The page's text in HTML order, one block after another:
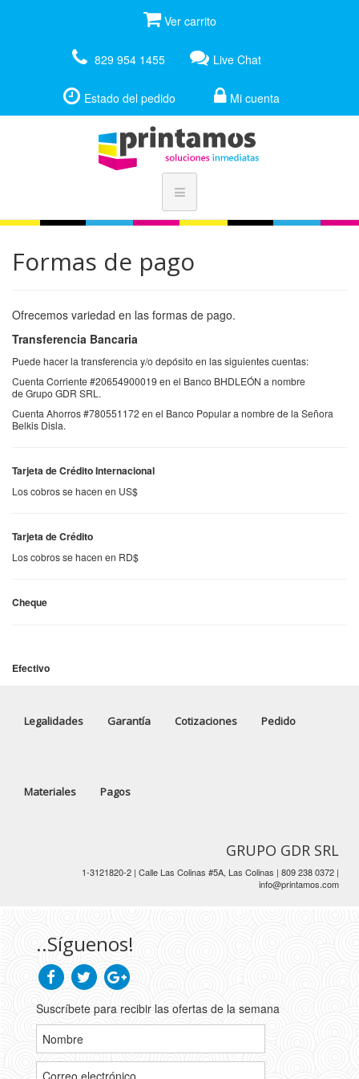
Ver carrito
829 954 1455 Live Chat
Estado del pedido Mi cuenta
Formas de pago
Ofrecemos variedad en las formas de pago.
Transferencia Bancaria
Puede hacer la transferencia y/o depósito en las siguientes cuentas:
Cuenta Corriente #20654900019 en el Banco BHDLEÓN a nombre
de Grupo GDR SRL.
Cuenta Ahorros #780551172 en el Banco Popular a nombre de la Señora
Belkis Disla.
Tarjeta de Crédito Internacional
Los cobros se hacen en US$
Tarjeta de Crédito
Los cobros se hacen en RD$
Cheque
Efectivo
Legalidades Garantía Cotizaciones Pedido
Materiales Pagos
GRUPO GDR SRL
1-3121820-2 | Calle Las Colinas #5A, Las Colinas | 809 238 0372 |
info@printamos.com
..Síguenos!
Suscríbete para recibir las ofertas de la semana